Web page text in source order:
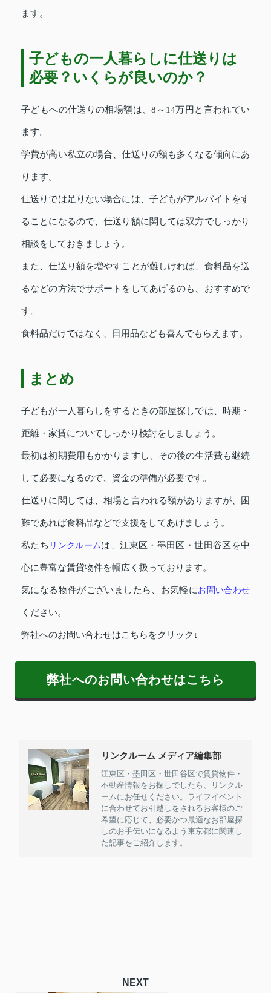
ます。
子どもの一人暮らしに仕送りは
必要？いくらが良いのか？
子どもへの仕送りの相場額は、8～14万円と言われてい
ます。
学費が高い私立の場合、仕送りの額も多くなる傾向にあ
ります。
仕送りでは足りない場合には、子どもがアルバイトをす
ることになるので、仕送り額に関しては双方でしっかり
相談をしておきましょう。
また、仕送り額を増やすことが難しければ、食料品を送
るなどの方法でサポートをしてあげるのも、おすすめで
す。
食料品だけではなく、日用品なども喜んでもらえます。
まとめ
子どもが一人暮らしをするときの部屋探しでは、時期・
距離・家賃についてしっかり検討をしましょう。
最初は初期費用もかかりますし、その後の生活費も継続
して必要になるので、資金の準備が必要です。
仕送りに関しては、相場と言われる額がありますが、困
難であれば食料品などで支援をしてあげましょう。
私たち リンクルームは、江東区・墨田区・世田谷区を中
心に豊富な賃貸物件を幅広く扱っております。
気になる物件がございましたら、お気軽にお問い合わせ
ください。
弊社へのお問い合わせはこちらをクリック↓
弊社へのお問い合わせはこちら
リンクルーム メディア編集部
江東区・墨田区・世田谷区で賃貸物件・
不動産情報をお探しでしたら、リンクル
ームにお任せください。ライフイベント
に合わせてお引越しをされるお客様のご
希望に応じて、必要かつ最適なお部屋探
しのお手伝いになるよう東京都に関連し
た記事をご紹介します。
NEXT